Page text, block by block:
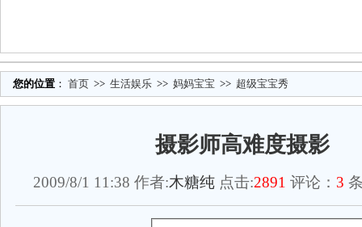
您的位置 ： 首页 >> 生活娱乐 >> 妈妈宝宝 >> 超级宝宝秀
摄影师高难度摄影
2009/8/1 11:38 作者:木糖纯点击:2891 评论： 3